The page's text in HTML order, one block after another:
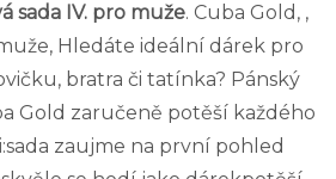
sada IV. pro muže. Cuba Gold, ,
Hledáte ideální dárek pro
bratra či tatínka? Pánský
Gold zaručeně potěší každého
zaujme na první pohled